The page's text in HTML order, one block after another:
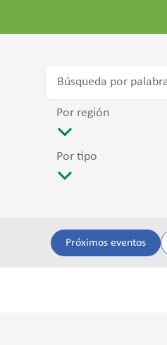
Por región
Por tipo
Próximos eventos